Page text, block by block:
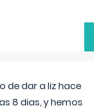
de dar a liz hace
8 dias, y hemos